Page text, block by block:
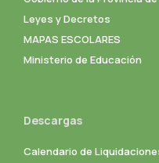
Leyes y Decretos
MAPAS ESCOLARES
Ministerio de Educación
Descargas
Calendario de